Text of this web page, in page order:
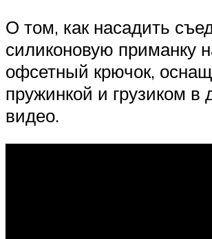
О том, как насадить
силиконовую приманку
офсетный крючок,
пружинкой и грузиком в
видео.